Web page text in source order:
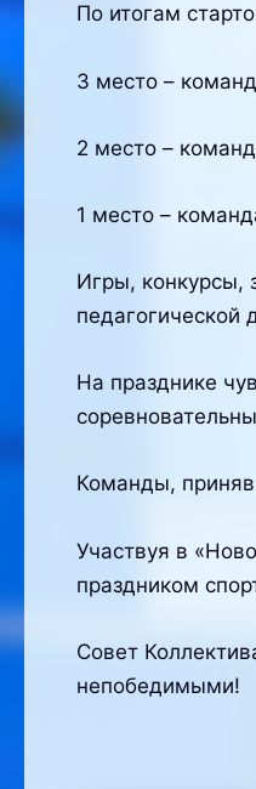
По итогам
3 место –
2 место –
1 место –
Игры, конкурсы,
педагогической
На празднике
Команды,
Участвуя в
праздником
Совет
непобедимыми!